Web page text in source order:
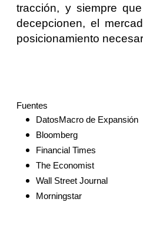
tracción, y siempre
decepcionen, el
posicionamiento
Fuentes
DatosMacro de Expansión
Bloomberg
Financial Times
The Economist
Wall Street Journal
Morningstar